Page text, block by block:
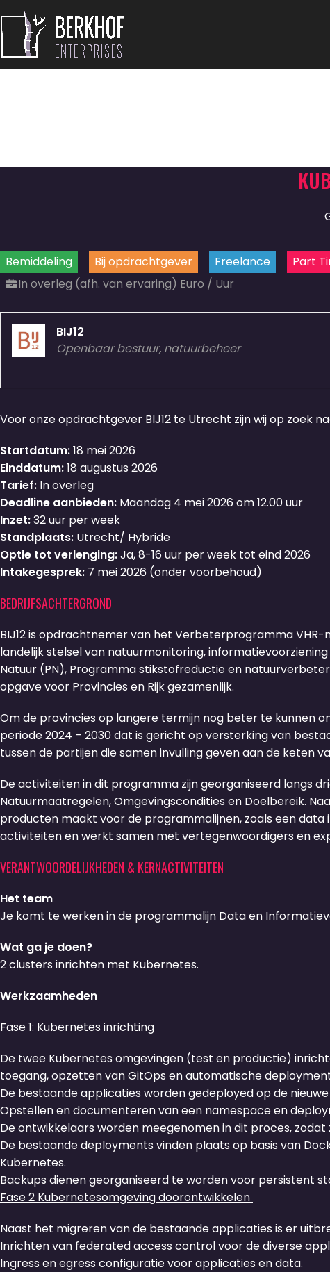
Bemiddeling Bij opdrachtgever Freelance Part
In overleg (afh. van ervaring) Euro / Uur
BIJ12
Openbaar bestuur, natuurbeheer
Voor onze opdrachtgever BIJ12 te Utrecht zijn wij op zoek
Startdatum:18 mei 2026
Einddatum:18 augustus 2026
Tarief: In overleg
Deadline aanbieden: Maandag 4 mei 2026 om 12.00 uur
Inzet:32 uur per week
Standplaats: Utrecht/ Hybride
Optie tot verlenging:Ja, 8-16 uur per week tot eind 2026
Intakegesprek: 7 mei 2026 (onder voorbehoud)
BEDRIJFSACHTERGROND
BIJ12 is opdrachtnemer van het Verbeterprogramma
landelijk stelsel van natuurmonitoring,
Natuur (PN), Programma stikstofreductie en
opgave voor Provincies en Rijk gezamenlijk.
Om de provincies op langere termijn nog beter te kunnen
periode 2024 – 2030 dat is gericht op versterking van
tussen de partijen die samen invulling geven aan de keten
De activiteiten in dit programma zijn georganiseerd langs
Natuurmaatregelen, Omgevingscondities en Doelbereik.
producten maakt voor de programmalijnen, zoals een
activiteiten en werkt samen met vertegenwoordigers en
VERANTWOORDELIJKHEDEN & KERNACTIVITEITEN
Het team
Je komt te werken in de programmalijn Data en
Wat ga je doen?
2 clusters inrichten met Kubernetes.
Werkzaamheden
Fase 1: Kubernetes inrichting
De twee Kubernetes omgevingen (test en productie)
toegang, opzetten van GitOps en automatische
De bestaande applicaties worden gedeployed op de
Opstellen en documenteren van een namespace en
De ontwikkelaars worden meegenomen in dit proces,
De bestaande deployments vinden plaats op basis van
Kubernetes.
Backups dienen georganiseerd te worden voor persistent
Fase 2 Kubernetesomgeving doorontwikkelen
Naast het migreren van de bestaande applicaties is er
Inrichten van federated access control voor de diverse
Ingress en egress configuratie voor applicaties en data.